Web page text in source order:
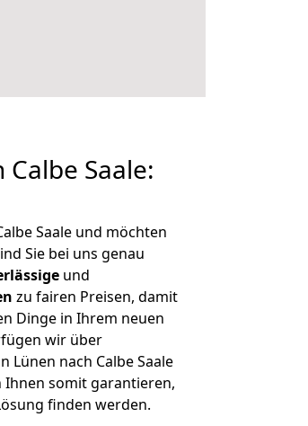
Saale:
Saale und möchten
Sie bei uns genau
und
zu fairen Preisen, damit
Dinge in Ihrem neuen
wir über
nach Calbe Saale
somit garantieren,
finden werden.